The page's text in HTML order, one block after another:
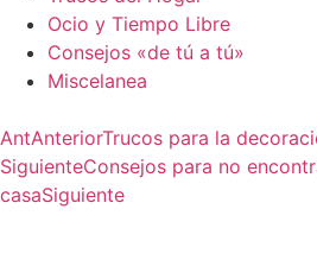
Ocio y Tiempo Libre
Consejos «de tú a tú»
Miscelanea
AntAnteriorTrucos para la
SiguienteConsejos para no
casaSiguiente